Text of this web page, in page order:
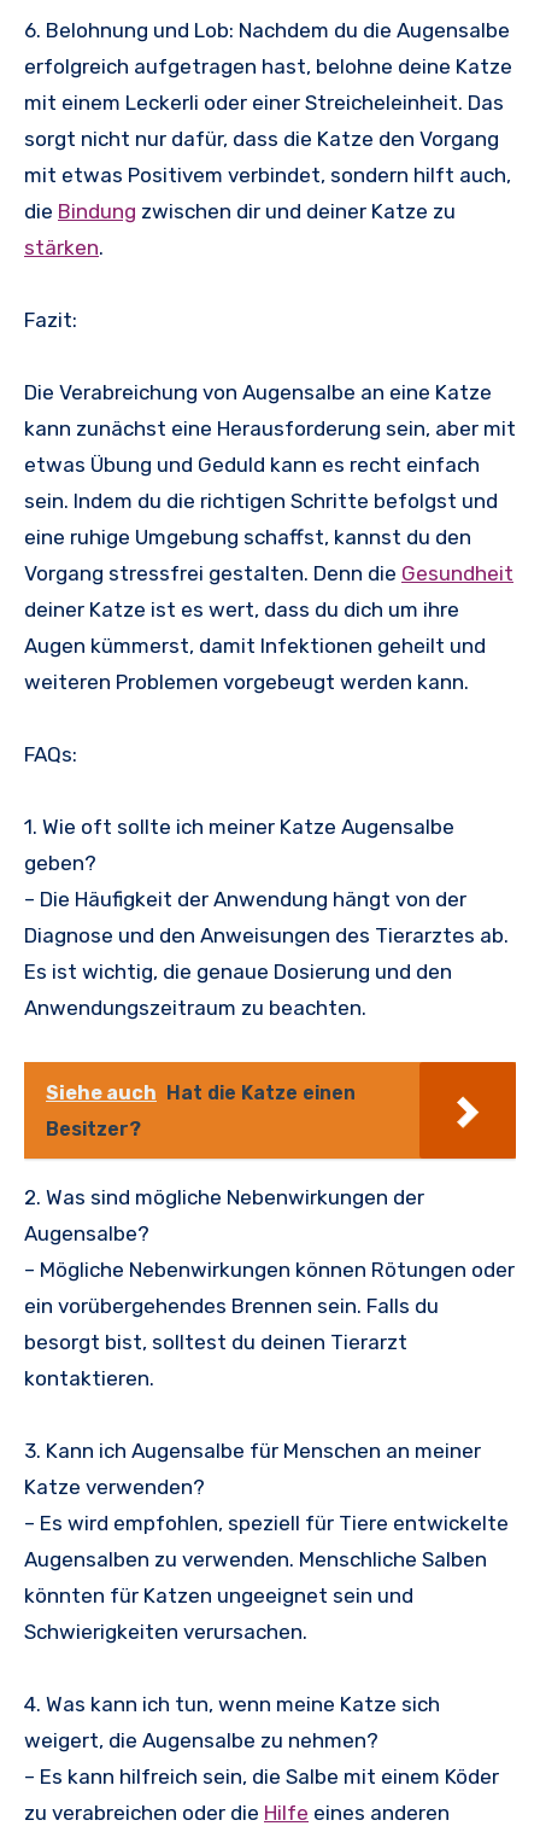
6. Belohnung und Lob: Nachdem du die Augensalbe
erfolgreich aufgetragen hast, belohne deine Katze
mit einem Leckerli oder einer Streicheleinheit. Das
sorgt nicht nur dafür, dass die Katze den Vorgang
mit etwas Positivem verbindet, sondern hilft auch,
die Bindung zwischen dir und deiner Katze zu
stärken.
Fazit:
Die Verabreichung von Augensalbe an eine Katze
kann zunächst eine Herausforderung sein, aber mit
etwas Übung und Geduld kann es recht einfach
sein. Indem du die richtigen Schritte befolgst und
eine ruhige Umgebung schaffst, kannst du den
Vorgang stressfrei gestalten. Denn die Gesundheit
deiner Katze ist es wert, dass du dich um ihre
Augen kümmerst, damit Infektionen geheilt und
weiteren Problemen vorgebeugt werden kann.
FAQs:
1. Wie oft sollte ich meiner Katze Augensalbe
geben?
– Die Häufigkeit der Anwendung hängt von der
Diagnose und den Anweisungen des Tierarztes ab.
Es ist wichtig, die genaue Dosierung und den
Anwendungszeitraum zu beachten.
Siehe auch Hat die Katze einen
Besitzer?
2. Was sind mögliche Nebenwirkungen der
Augensalbe?
– Mögliche Nebenwirkungen können Rötungen oder
ein vorübergehendes Brennen sein. Falls du
besorgt bist, solltest du deinen Tierarzt
kontaktieren.
3. Kann ich Augensalbe für Menschen an meiner
Katze verwenden?
– Es wird empfohlen, speziell für Tiere entwickelte
Augensalben zu verwenden. Menschliche Salben
könnten für Katzen ungeeignet sein und
Schwierigkeiten verursachen.
4. Was kann ich tun, wenn meine Katze sich
weigert, die Augensalbe zu nehmen?
– Es kann hilfreich sein, die Salbe mit einem Köder
zu verabreichen oder die Hilfe eines anderen